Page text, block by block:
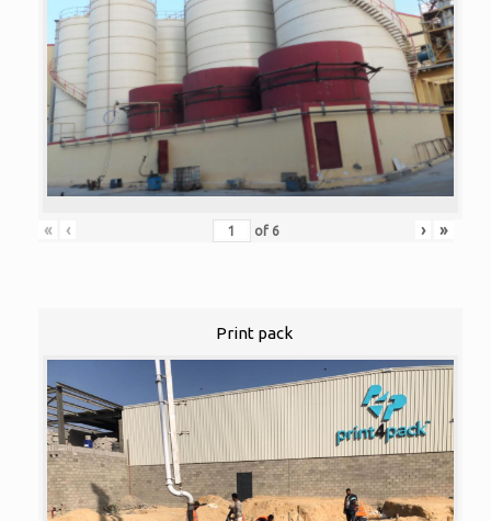
« ‹ of 6 › »
Print pack